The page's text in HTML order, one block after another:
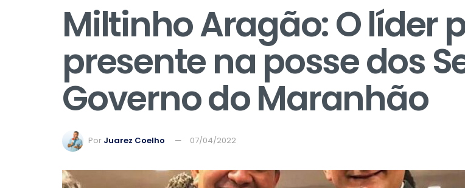
Miltinho Aragão: O líder
presente na posse dos
Governo do Maranhão
Por Juarez Coelho 07/04/2022